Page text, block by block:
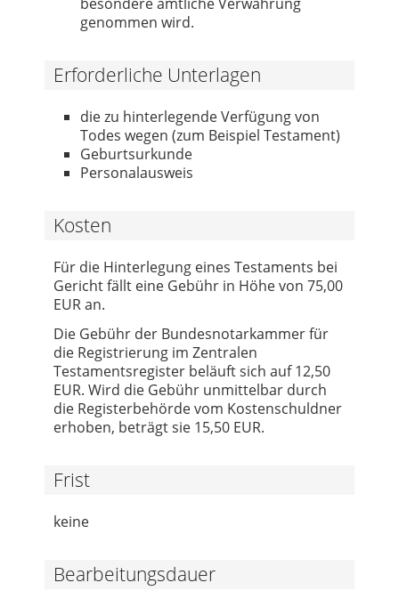
genommen wird.
Erforderliche Unterlagen
die zu hinterlegende Verfügung von
Todes wegen (zum Beispiel Testament)
Geburtsurkunde
Personalausweis
Kosten
Für die Hinterlegung eines Testaments bei
Gericht fällt eine Gebühr in Höhe von 75,00
EUR an.
Die Gebühr der Bundesnotarkammer für
die Registrierung im Zentralen
Testamentsregister beläuft sich auf 12,50
EUR. Wird die Gebühr unmittelbar durch
die Registerbehörde vom Kostenschuldner
erhoben, beträgt sie 15,50 EUR.
Frist
keine
Bearbeitungsdauer